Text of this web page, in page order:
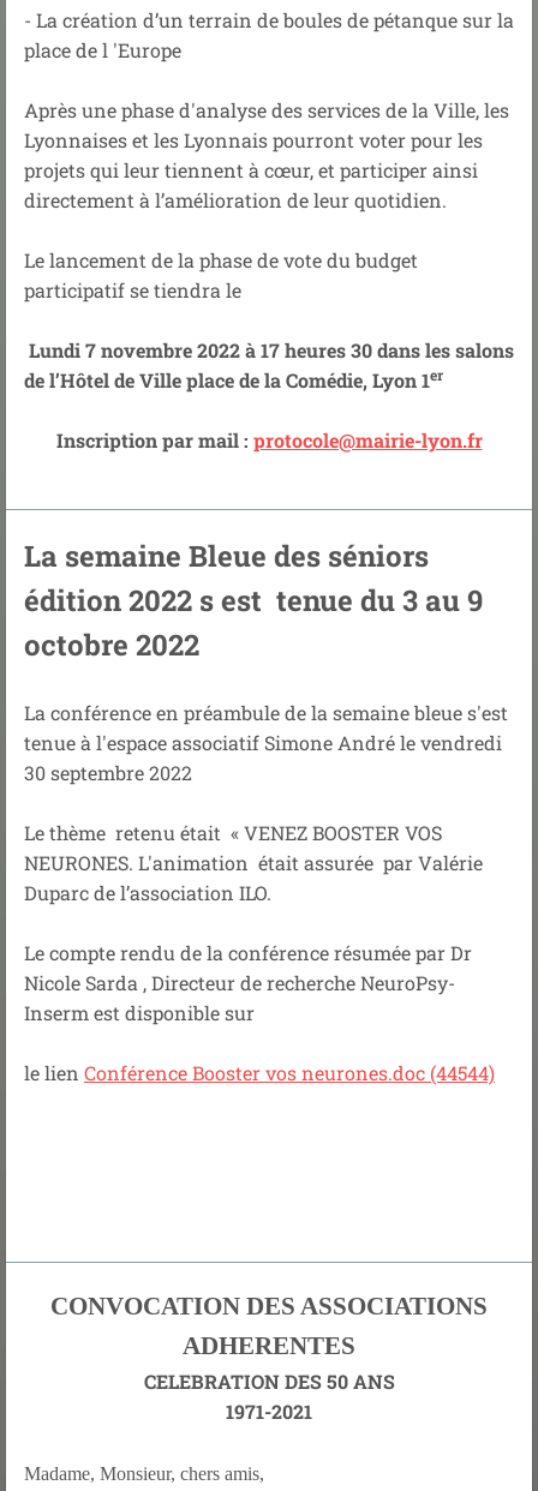
- La création d’un terrain de boules de pétanque sur la
place de l 'Europe
Après une phase d'analyse des services de la Ville, les
Lyonnaises et les Lyonnais pourront voter pour les
projets qui leur tiennent à cœur, et participer ainsi
directement à l’amélioration de leur quotidien.
Le lancement de la phase de vote du budget
participatif se tiendra le
Lundi 7 novembre 2022 à 17 heures 30 dans les salons
de l’Hôtel de Ville place de la Comédie, Lyon 1er
Inscription par mail : protocole@mairie-lyon.fr
La semaine Bleue des séniors
édition 2022 s est tenue du 3 au 9
octobre 2022
La conférence en préambule de la semaine bleue s'est
tenue à l'espace associatif Simone André le vendredi
30 septembre 2022
Le thème retenu était «VENEZ BOOSTER VOS
NEURONES. L'animation était assurée par Valérie
Duparc del’association ILO.
Le compte rendu de la conférence résumée par Dr
Nicole Sarda , Directeur de recherche NeuroPsy-
Inserm est disponible sur
le lien Conférence Booster vos neurones.doc (44544)
CONVOCATION DES ASSOCIATIONS
ADHERENTES
CELEBRATION DES 50 ANS
1971-2021
Madame, Monsieur, chers amis,